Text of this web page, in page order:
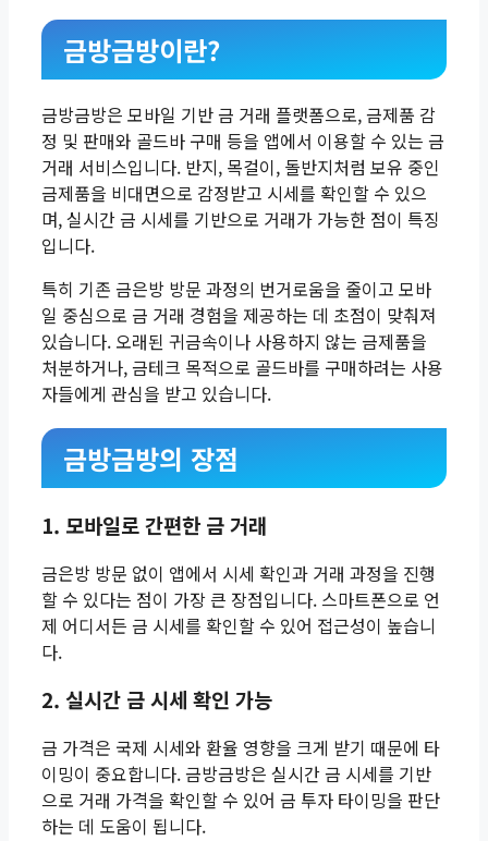
금방금방이란?
금방금방은 모바일 기반 금 거래 플랫폼으로, 금제품 감
정 및 판매와 골드바 구매 등을 앱에서 이용할 수 있는 금
거래 서비스입니다. 반지, 목걸이, 돌반지처럼 보유 중인
금제품을 비대면으로 감정받고 시세를 확인할 수 있으
며, 실시간 금 시세를 기반으로 거래가 가능한 점이 특징
입니다.
특히 기존 금은방 방문 과정의 번거로움을 줄이고 모바
일 중심으로 금 거래 경험을 제공하는 데 초점이 맞춰져
있습니다. 오래된 귀금속이나 사용하지 않는 금제품을
처분하거나, 금테크 목적으로 골드바를 구매하려는 사용
자들에게 관심을 받고 있습니다.
금방금방의 장점
1. 모바일로 간편한 금 거래
금은방 방문 없이 앱에서 시세 확인과 거래 과정을 진행
할 수 있다는 점이 가장 큰 장점입니다. 스마트폰으로 언
제 어디서든 금 시세를 확인할 수 있어 접근성이 높습니
다.
2. 실시간 금 시세 확인 가능
금 가격은 국제 시세와 환율 영향을 크게 받기 때문에 타
이밍이 중요합니다. 금방금방은 실시간 금 시세를 기반
으로 거래 가격을 확인할 수 있어 금 투자 타이밍을 판단
하는 데 도움이 됩니다.